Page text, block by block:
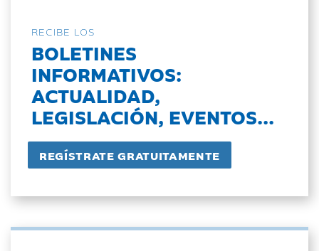
RECIBE LOS
BOLETINES
INFORMATIVOS:
ACTUALIDAD,
LEGISLACIÓN, EVENTOS...